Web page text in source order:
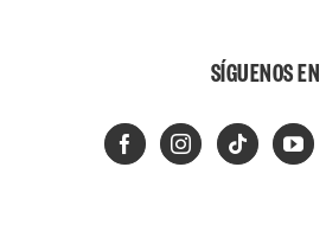
SÍGUENOS EN